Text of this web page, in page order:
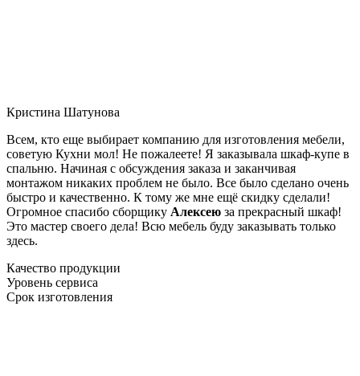
Кристина Шатунова
Всем, кто еще выбирает компанию для изготовления мебели,
советую Кухни мол! Не пожалеете! Я заказывала шкаф-купе в
спальню. Начиная с обсуждения заказа и заканчивая
монтажом никаких проблем не было. Все было сделано очень
быстро и качественно. К тому же мне ещё скидку сделали!
Огромное спасибо сборщику Алексею за прекрасный шкаф!
Это мастер своего дела! Всю мебель буду заказывать только
здесь.
Качество продукции
Уровень сервиса
Срок изготовления